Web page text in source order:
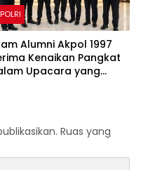
POLRI
Alumni Akpol 1997
Kenaikan Pangkat
Upacara yang
Ruas yang